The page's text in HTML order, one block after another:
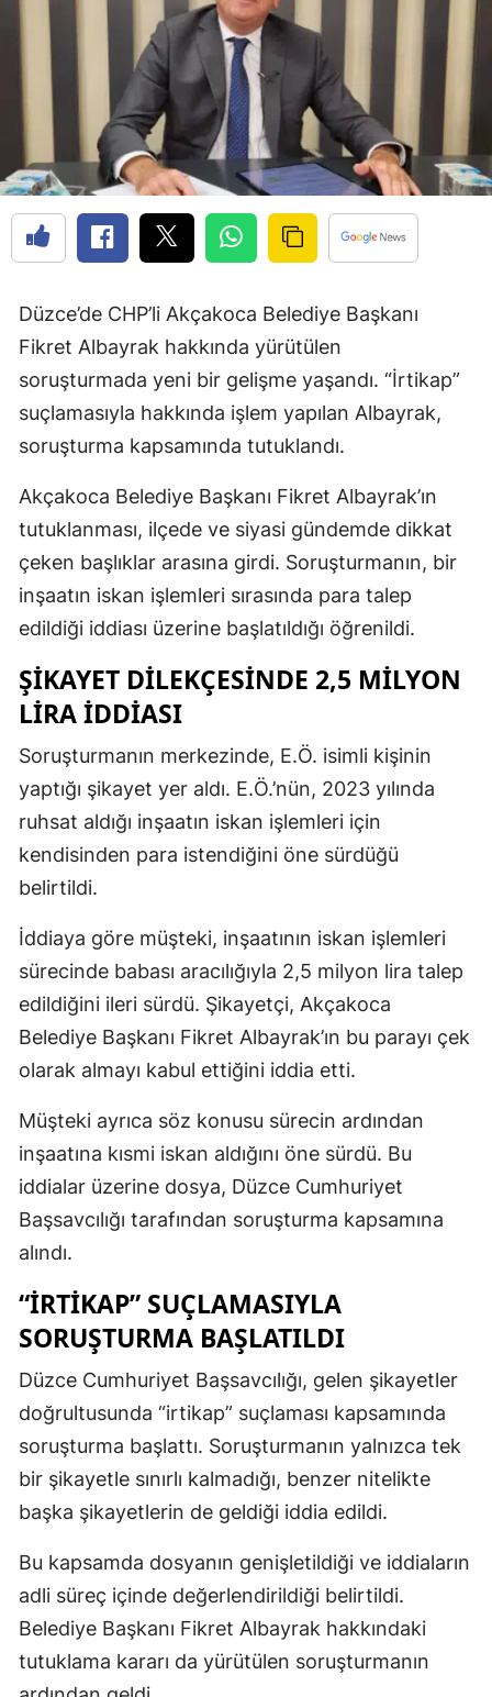
Düzce’de CHP’li Akçakoca Belediye Başkanı
Fikret Albayrak hakkında yürütülen
soruşturmada yeni bir gelişme yaşandı. “İrtikap”
suçlamasıyla hakkında işlem yapılan Albayrak,
soruşturma kapsamında tutuklandı.
Akçakoca Belediye Başkanı Fikret Albayrak’ın
tutuklanması, ilçede ve siyasi gündemde dikkat
çeken başlıklar arasına girdi. Soruşturmanın, bir
inşaatın iskan işlemleri sırasında para talep
edildiği iddiası üzerine başlatıldığı öğrenildi.
ŞIKAYET DILEKÇESINDE 2,5 MILYON
LIRA IDDIASI
Soruşturmanın merkezinde, E.Ö. isimli kişinin
yaptığı şikayet yer aldı. E.Ö.’nün, 2023 yılında
ruhsat aldığı inşaatın iskan işlemleri için
kendisinden para istendiğini öne sürdüğü
belirtildi.
İddiaya göre müşteki, inşaatının iskan işlemleri
sürecinde babası aracılığıyla 2,5 milyon lira talep
edildiğini ileri sürdü. Şikayetçi, Akçakoca
Belediye Başkanı Fikret Albayrak’ın bu parayı çek
olarak almayı kabul ettiğini iddia etti.
Müşteki ayrıca söz konusu sürecin ardından
inşaatına kısmi iskan aldığını öne sürdü. Bu
iddialar üzerine dosya, Düzce Cumhuriyet
Başsavcılığı tarafından soruşturma kapsamına
alındı.
“İRTIKAP” SUÇLAMASIYLA
SORUŞTURMA BAŞLATILDI
Düzce Cumhuriyet Başsavcılığı, gelen şikayetler
doğrultusunda “irtikap” suçlaması kapsamında
soruşturma başlattı. Soruşturmanın yalnızca tek
bir şikayetle sınırlı kalmadığı, benzer nitelikte
başka şikayetlerin de geldiği iddia edildi.
Bu kapsamda dosyanın genişletildiği ve iddiaların
adli süreç içinde değerlendirildiği belirtildi.
Belediye Başkanı Fikret Albayrak hakkındaki
tutuklama kararı da yürütülen soruşturmanın